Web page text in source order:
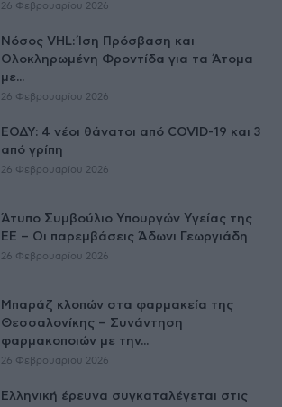
26 Φεβρουαρίου 2026
Νόσος VHL: Ίση Πρόσβαση και
Ολοκληρωμένη Φροντίδα για τα Άτομα
με...
26 Φεβρουαρίου 2026
ΕΟΔΥ: 4 νέοι θάνατοι από COVID-19 και 3
από γρίπη
26 Φεβρουαρίου 2026
Άτυπο Συμβούλιο Υπουργών Υγείας της
ΕE – Οι παρεμβάσεις Άδωνι Γεωργιάδη
26 Φεβρουαρίου 2026
Μπαράζ κλοπών στα φαρμακεία της
Θεσσαλονίκης – Συνάντηση
φαρμακοποιών με την...
26 Φεβρουαρίου 2026
Ελληνική έρευνα συγκαταλέγεται στις